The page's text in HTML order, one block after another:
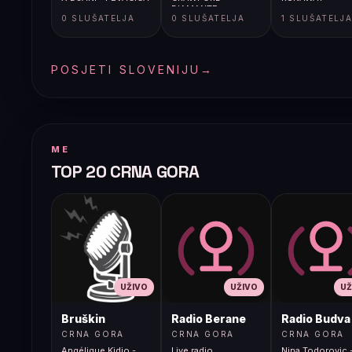
0 SLUŠATELJA
DIAMANTE
0 SLUŠATELJA 1 SLUŠATELJA
POSJETI SLOVENIJU →
ME
TOP 20 CRNA GORA
UŽIVO
Bruškin
CRNA GORA
UŽIVO
Radio Berane
CRNA GORA
Radio Budva
CRNA GORA